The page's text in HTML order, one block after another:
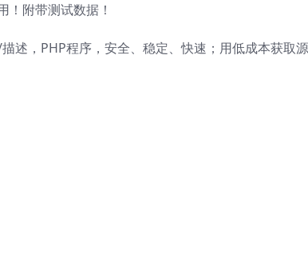
！附带测试数据！
述，PHP程序，安全、稳定、快速；用低成本获取